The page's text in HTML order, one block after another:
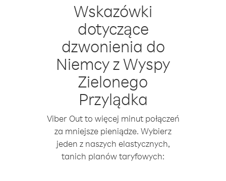
Wskazówki
dotyczące
dzwonienia do
Niemcy z Wyspy
Zielonego
Przylądka
Viber Out to więcej minut połączeń
za mniejsze pieniądze. Wybierz
jeden z naszych elastycznych,
tanich planów taryfowych: